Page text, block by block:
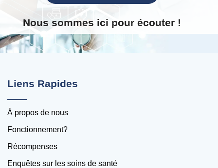
Nous sommes ici pour écouter !
Liens Rapides
À propos de nous
Fonctionnement?
Récompenses
Enquêtes sur les soins de santé